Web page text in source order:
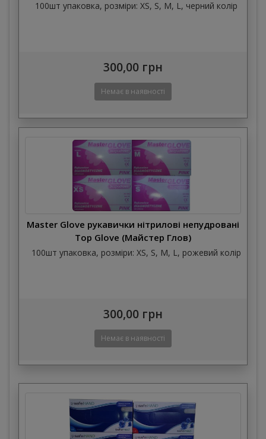
100шт упаковка, розміри: XS, S, M, L, черний колір
300,00 грн
Master Glove рукавички нітрилові непудровані
Top Glove (Майстер Глов)
100шт упаковка, розміри: XS, S, M, L, рожевий колір
300,00 грн